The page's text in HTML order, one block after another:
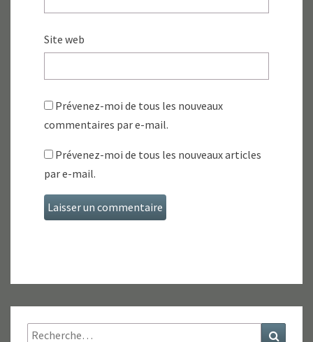
Site web
Prévenez-moi de tous les nouveaux
commentaires par e-mail.
Prévenez-moi de tous les nouveaux articles
par e-mail.
Rechercher :